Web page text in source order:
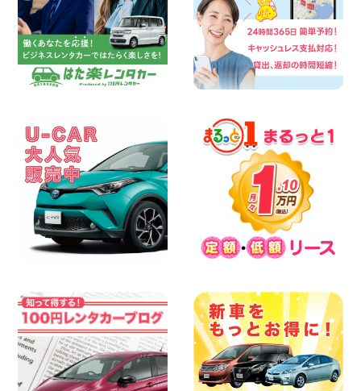
100円レンタカー 兵庫駅前
2026年08月08日
人気の『 軽 トラック 』 ご予約はお早め
に♪ 広島県 ベイシティ宇品店
100円レンタカー ベイシティ宇品
2026年08月08日
100円レンタカー 四日市インター
2026年08月08日
横浜弥生台店限定!!夏季特別キャンペーン
のお知らせ!! 神奈川県 横浜弥生台店
100円レンタカー 横浜弥生台
2026年08月08日
2026三河安城店お盆休みご連絡 愛知県
三河安城店
100円レンタカー 三河安城
2026年08月08日
戸店
100円レンタカー 杉戸
2026年08月07日
佐渡でのドライブは安全第一!交通事故に
ご注意ください 新潟県 佐渡空港店
100円レンタカー 佐渡空港
2026年08月07日